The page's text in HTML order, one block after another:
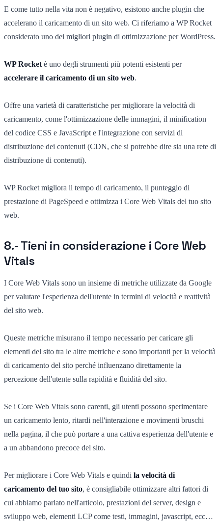
E come tutto nella vita non è negativo, esistono anche plugin che
accelerano il caricamento di un sito web. Ci riferiamo a WP Rocket
considerato uno dei migliori plugin di ottimizzazione per WordPress.
WP Rocket è uno degli strumenti più potenti esistenti per
accelerare il caricamento di un sito web.
Offre una varietà di caratteristiche per migliorare la velocità di
caricamento, come l'ottimizzazione delle immagini, il minification
del codice CSS e JavaScript e l'integrazione con servizi di
distribuzione dei contenuti (CDN, che si potrebbe dire sia una rete di
distribuzione di contenuti).
WP Rocket migliora il tempo di caricamento, il punteggio di
prestazione di PageSpeed e ottimizza i Core Web Vitals del tuo sito
web.
8.- Tieni in considerazione i Core Web
Vitals
I Core Web Vitals sono un insieme di metriche utilizzate da Google
per valutare l'esperienza dell'utente in termini di velocità e reattività
del sito web.
Queste metriche misurano il tempo necessario per caricare gli
elementi del sito tra le altre metriche e sono importanti per la velocità
di caricamento del sito perché influenzano direttamente la
percezione dell'utente sulla rapidità e fluidità del sito.
Se i Core Web Vitals sono carenti, gli utenti possono sperimentare
un caricamento lento, ritardi nell'interazione e movimenti bruschi
nella pagina, il che può portare a una cattiva esperienza dell'utente e
a un abbandono precoce del sito.
Per migliorare i Core Web Vitals e quindi la velocità di
caricamento del tuo sito, è consigliabile ottimizzare altri fattori di
cui abbiamo parlato nell'articolo, prestazioni del server, design e
sviluppo web, elementi LCP come testi, immagini, javascript, ecc…